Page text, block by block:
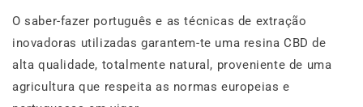
O saber-fazer português e as técnicas de extração
inovadoras utilizadas garantem-te uma resina CBD de
alta qualidade, totalmente natural, proveniente de uma
agricultura que respeita as normas europeias e